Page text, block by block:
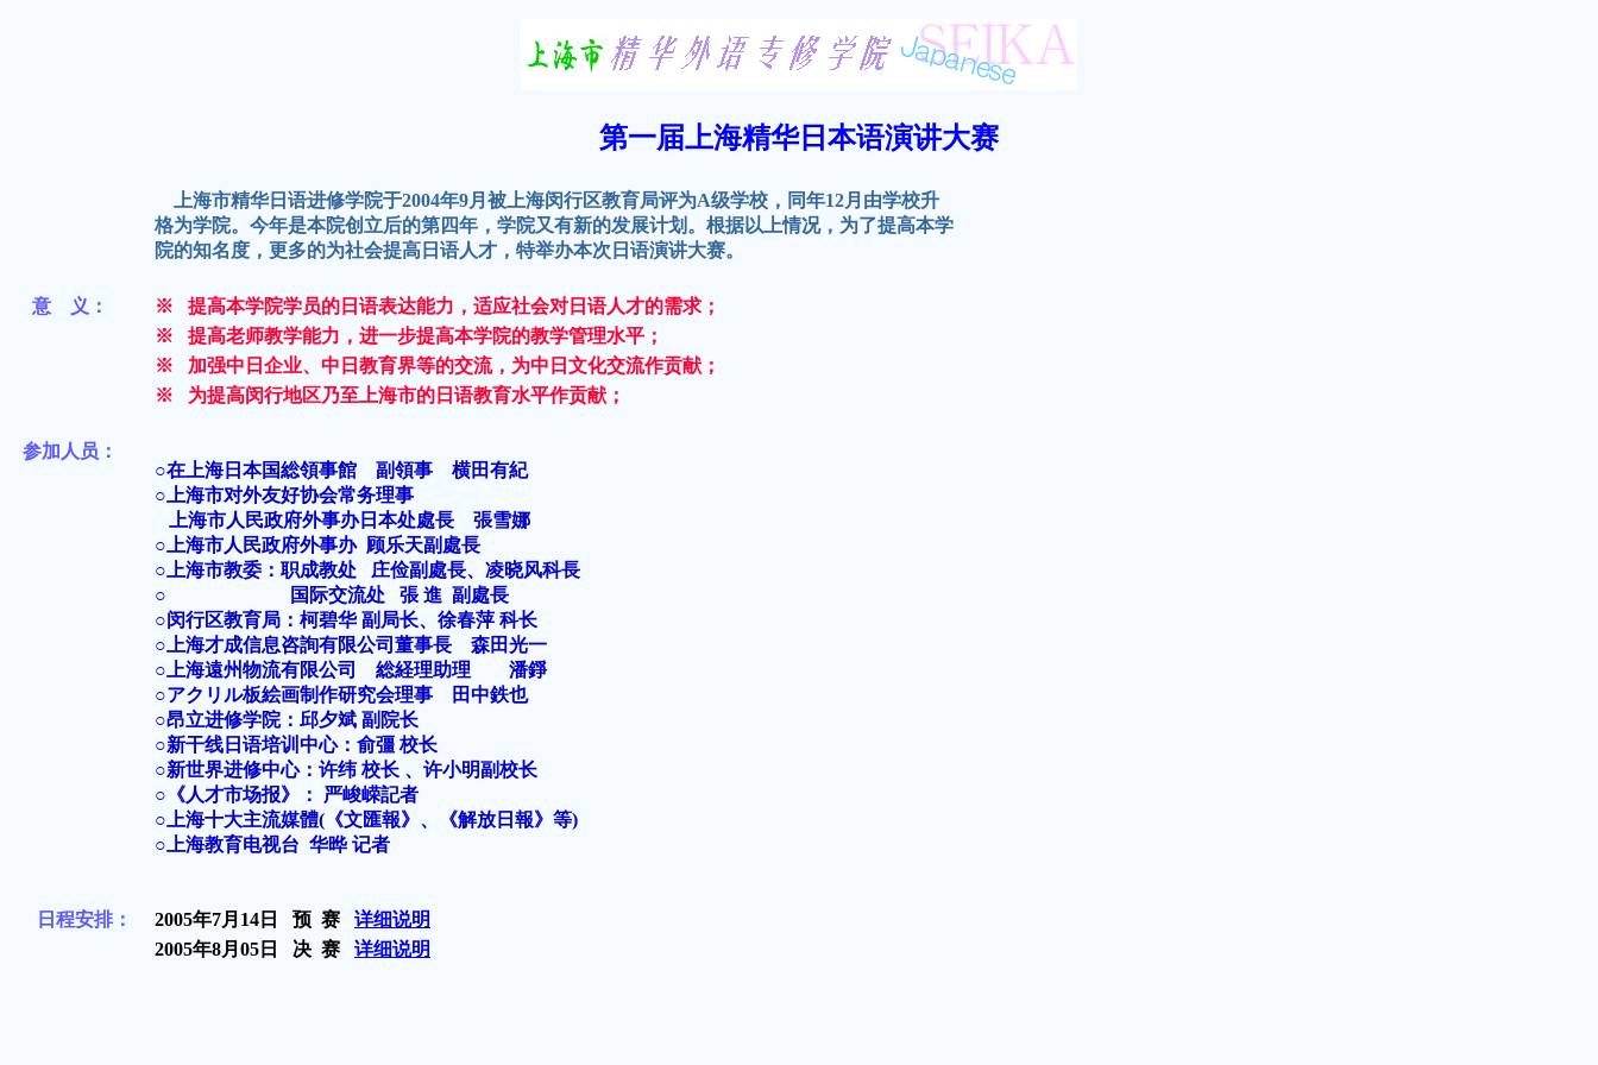
第一届上海精华日本语演讲大赛
上海市精华日语进修学院于2004年9月被上海闵行区教育局评为A级学校，同年12月由学校升
格为学院。今年是本院创立后的第四年，学院又有新的发展计划。根据以上情况，为了提高本学
院的知名度，更多的为社会提高日语人才，特举办本次日语演讲大赛。
意 义：
※ 提高本学院学员的日语表达能力，适应社会对日语人才的需求；
※ 提高老师教学能力，进一步提高本学院的教学管理水平；
※ 加强中日企业、中日教育界等的交流，为中日文化交流作贡献；
※ 为提高闵行地区乃至上海市的日语教育水平作贡献；
参加人员：
○在上海日本国総領事館 副領事 横田有紀
○上海市对外友好协会常务理事
上海市人民政府外事办日本处處長 張雪娜
○上海市人民政府外事办 顾乐天副處長
○上海市教委：职成教处 庄俭副處長、凌晓风科長
○ 国际交流处 張 進 副處長
○闵行区教育局：柯碧华 副局长、徐春萍 科长
○上海才成信息咨詢有限公司董事長 森田光一
○上海遠州物流有限公司 総経理助理 潘錚
○アクリル板絵画制作研究会理事 田中鉄也
○昂立进修学院：邱夕斌 副院长
○新干线日语培训中心：俞彊 校长
○新世界进修中心：许纬 校长 、许小明副校长
○《人才市场报》： 严峻嵘記者
○上海十大主流媒體(《文匯報》、《解放日報》等)
○上海教育电视台 华晔 记者
日程安排： 2005年7月14日 预 赛 详细说明
2005年8月05日 决 赛 详细说明